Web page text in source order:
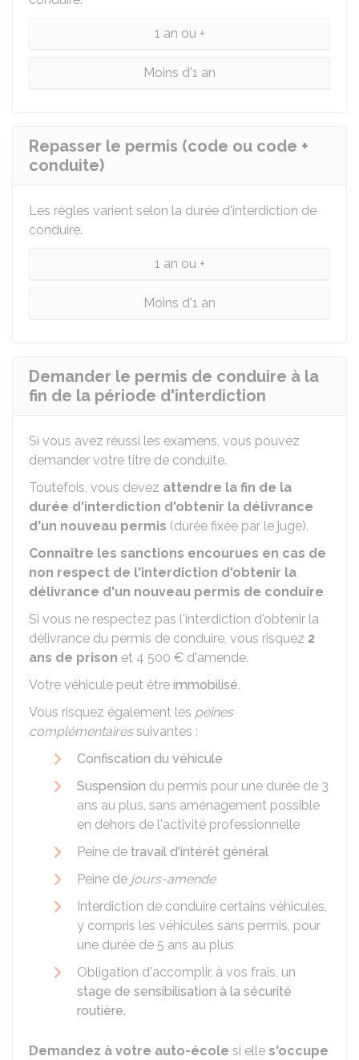
1 an ou +
Moins d'1 an
Repasser le permis (code ou code +
conduite)
Les règles varient selon la durée d'interdiction de
conduire.
1 an ou +
Moins d'1 an
Demander le permis de conduire à la
fin de la période d'interdiction
Si vous avez réussi les examens, vous pouvez
demander votre titre de conduite.
Toutefois, vous devez attendre la fin de la
durée d'interdiction d'obtenir la délivrance
d'un nouveau permis (durée fixée par le juge).
Connaître les sanctions encourues en cas de
non respect de l'interdiction d'obtenir la
délivrance d'un nouveau permis de conduire
Si vous ne respectez pas l'interdiction d'obtenir la
délivrance du permis de conduire, vous risquez 2
ans de prison et 4 500 € d'amende.
Votre véhicule peut être immobilisé.
Vous risquez également les peines
complémentairessuivantes :
Confiscation du véhicule
Suspension du permis pour une durée de 3
ans au plus, sans aménagement possible
en dehors de l'activité professionnelle
Peine de travail d'intérêt général
Peine de jours-amende
Interdiction de conduire certains véhicules,
y compris les véhicules sans permis, pour
une durée de 5 ans au plus
Obligation d'accomplir, à vos frais, un
stage de sensibilisation à la sécurité
routière.
Demandez à votre auto-école si elle s'occupe